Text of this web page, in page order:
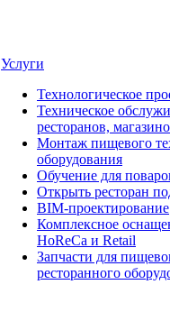
Услуги
Технологическое
Техническое
ресторанов,
Монтаж пищевого
оборудования
Обучение для
Открыть ресторан
BIM-проектирование
Комплексное
HoReCa и Retail
Запчасти для
ресторанного